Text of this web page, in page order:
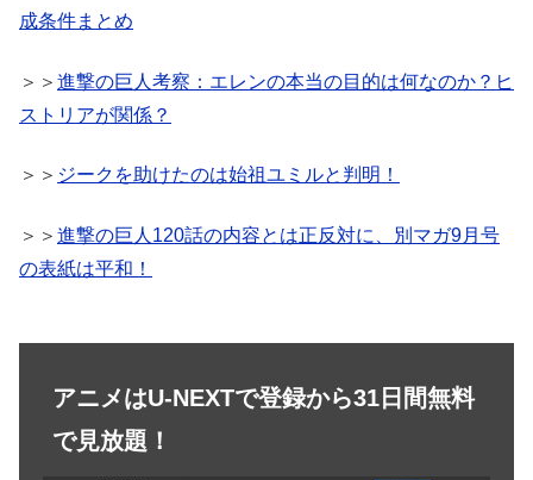
成条件まとめ
＞＞ 進撃の巨人考察：エレンの本当の目的は何なのか？ヒ
ストリアが関係？
＞＞ ジークを助けたのは始祖ユミルと判明！
＞＞ 進撃の巨人120話の内容とは正反対に、別マガ9月号
の表紙は平和！
アニメはU-NEXTで登録から31日間無料
で見放題！